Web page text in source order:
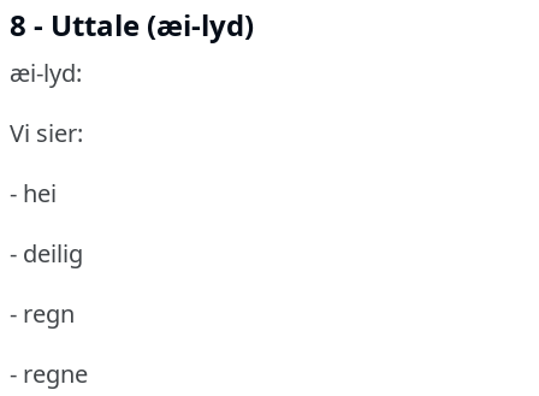
8 - Uttale (æi-lyd)
æi-lyd:
Vi sier:
- hei
- deilig
- regn
- regne